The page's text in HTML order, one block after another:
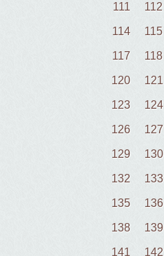
111 112
114 115
117 118
120 121
123 124
126 127
129 130
132 133
135 136
138 139
141 142